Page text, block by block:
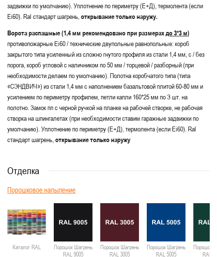
задвижки по умолчанию). Уплотнение по периметру (Е+Д), термолента (если
Ei60). Ral стандарт шагрень,открывание только наружу.
Ворота распашные (1,4 мм рекомендовано при размерахдо 3*3 м)
противопожарные Ei60 / технические двупольные равнопольные: короб
закрытого типа усиленный из сложно гнутого профиля из стали 1,4 мм, с / без
порога, короб угловой с наличником по 50 мм / торцевой / разборный (при
необходимости делаем по умолчанию). Полотна коробчатого типа (типа
«СЭНДВИЧ») из стали 1,4 мм с наполнением базальтовой плитой 60-80 мм и
усилением по периметру профилем, петли капли 160*25 мм по З шт. на
полотно. Замок пп с черной ручкой на планке на рабочей створке, не рабочая
створка на шпингалетах (при необходимости ставим гаражные задвижки по
умолчанию). Уплотнение по периметру (Е+Д), термолента (если Ei60). Ral
стандарт шагрень,открывание только наружу
Отделка
Порошковое напыление
Каталог RAL
Порошок Шагрень
RAL 9005
Порошок Шагрень
RAL 3005
Порошок Шагрень
RAL 5005
Порошок
RAL